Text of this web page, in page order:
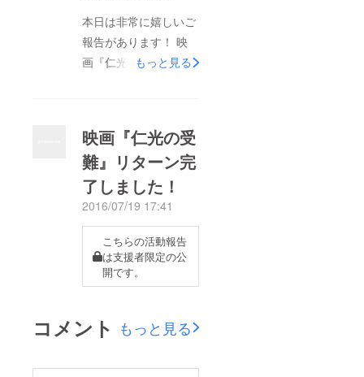
も多いと思いますが、
スクリーンで見るのは
また違った味わいだと
さい。 この1年、世界
中の映画祭に出品して
きて、ようやくこぎつ
けた劇場公開です。皆
さんに支援して頂いた
作品が一人でも多くの
人に届くよう今後も頑
張っていきますので、
何卒よろしくお願いし
本日は非常に嬉しいご
報告があります！ 映
画『仁光の受難』は、
初）上映を行うことが
決まりました！ そし
て、その足でカナダか
ら韓国に飛び、釜山国
際映画祭でアジアプレ
ミア（アジア初）上映
を行います！ 両映画
祭では、ビートたけし
督『女が眠る時』、是
深く』、SABU『ハピ
もっと見る
映画『仁光の受
難』リターン完
了しました！
2016/07/19 17:41
こちらの活動報告
は支援者限定の公
開です。
コメント もっと見る